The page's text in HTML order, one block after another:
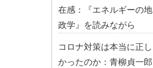
在感：『エネルギーの地
政学』を読みながら
コロナ対策は本当に正し
かったのか：青柳貞一郎